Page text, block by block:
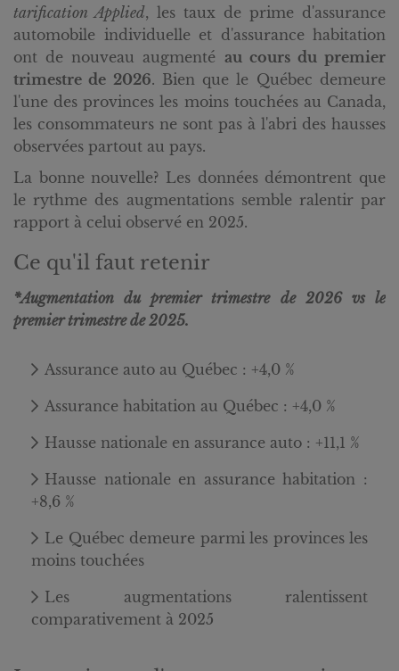
tarification Applied, les taux de prime d'assurance
automobile individuelle et d'assurance habitation
ont de nouveau augmenté au cours du premier
trimestre de 2026. Bien que le Québec demeure
l'une des provinces les moins touchées au Canada,
les consommateurs ne sont pas à l'abri des hausses
observées partout au pays.
La bonne nouvelle? Les données démontrent que
le rythme des augmentations semble ralentir par
rapport à celui observé en 2025.
Ce qu'il faut retenir
*Augmentation du premier trimestre de 2026 vs le
premier trimestre de 2025.
Assurance auto au Québec : +4,0 %
Assurance habitation au Québec : +4,0 %
Hausse nationale en assurance auto : +11,1 %
Hausse nationale en assurance habitation :
+8,6 %
Le Québec demeure parmi les provinces les
moins touchées
Les augmentations ralentissent
comparativement à 2025